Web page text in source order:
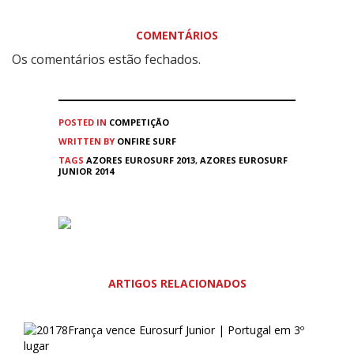
COMENTÁRIOS
Os comentários estão fechados.
POSTED IN COMPETIÇÃO
WRITTEN BY ONFIRE SURF
TAGS AZORES EUROSURF 2013, AZORES EUROSURF
JUNIOR 2014
ARTIGOS RELACIONADOS